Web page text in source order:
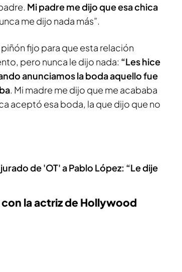
Mi padre me dijo que esa chica
me dijo nada más”.
fijo para que esta relación
pero nunca le dijo nada: “Les hice
anunciamos la boda aquello fue
. Mi madre me dijo que me acababa
aceptó esa boda, la que dijo que no
de 'OT' a Pablo López: “Le dije
la actriz de Hollywood